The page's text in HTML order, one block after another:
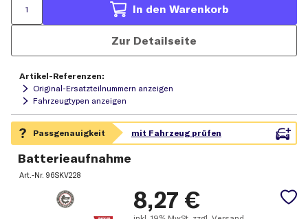
In den Warenkorb
Zur Detailseite
Artikel-Referenzen:
Original-Ersatzteilnummern anzeigen
Fahrzeugtypen anzeigen
Batterieaufnahme
Art.-Nr.96SKV228
8,27 €